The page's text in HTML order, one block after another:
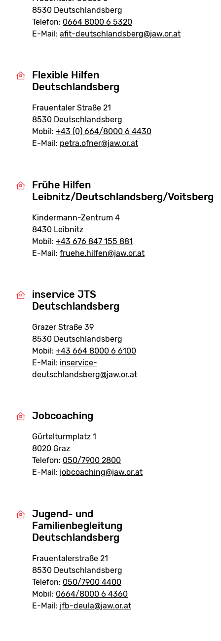
8530 Deutschlandsberg
Telefon: 0664 8000 6 5320
E-Mail: afit-deutschlandsberg@jaw.or.at
Flexible Hilfen
Deutschlandsberg
Frauentaler Straße 21
8530 Deutschlandsberg
Mobil: +43 (0) 664/8000 6 4430
E-Mail: petra.ofner@jaw.or.at
Frühe Hilfen
Leibnitz/Deutschlandsberg/Voitsberg
Kindermann-Zentrum 4
8430 Leibnitz
Mobil: +43 676 847 155 881
E-Mail: fruehe.hilfen@jaw.or.at
inservice JTS
Deutschlandsberg
Grazer Straße 39
8530 Deutschlandsberg
Mobil: +43 664 8000 6 6100
E-Mail: inservice-
deutschlandsberg@jaw.or.at
Jobcoaching
Gürtelturmplatz 1
8020 Graz
Telefon: 050/7900 2800
E-Mail: jobcoaching@jaw.or.at
Jugend- und
Familienbegleitung
Deutschlandsberg
Frauentalerstraße 21
8530 Deutschlandsberg
Telefon: 050/7900 4400
Mobil: 0664/8000 6 4360
E-Mail: jfb-deula@jaw.or.at